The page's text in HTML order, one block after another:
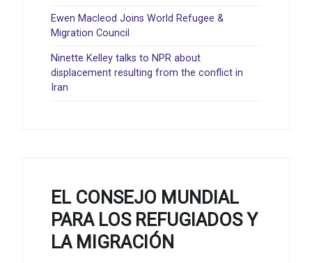
Ewen Macleod Joins World Refugee &
Migration Council
Ninette Kelley talks to NPR about
displacement resulting from the conflict in
Iran
EL CONSEJO MUNDIAL
PARA LOS REFUGIADOS Y
LA MIGRACIÓN